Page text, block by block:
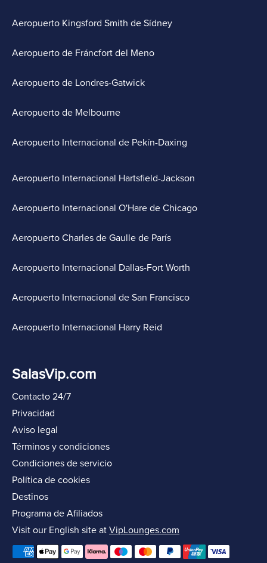
Aeropuerto Kingsford Smith de Sídney
Aeropuerto de Fráncfort del Meno
Aeropuerto de Londres-Gatwick
Aeropuerto de Melbourne
Aeropuerto Internacional de Pekín-Daxing
Aeropuerto Internacional Hartsfield-Jackson
Aeropuerto Internacional O'Hare de Chicago
Aeropuerto Charles de Gaulle de París
Aeropuerto Internacional Dallas-Fort Worth
Aeropuerto Internacional de San Francisco
Aeropuerto Internacional Harry Reid
SalasVip.com
Contacto 24/7
Privacidad
Aviso legal
Términos y condiciones
Condiciones de servicio
Política de cookies
Destinos
Programa de Afiliados
Visit our English site at VipLounges.com